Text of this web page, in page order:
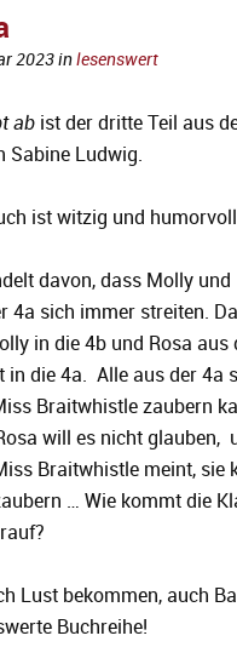
2023inlesenswert
ab ist der dritte Teil aus
Sabine Ludwig.
ist witzig und
davon, dass Molly und
4a sich immer streiten.
in die 4b und Rosa aus
in die 4a. Alle aus der 4a
Braitwhistle zaubern
will es nicht glauben,
Braitwhistle meint, sie
… Wie kommt die
Lust bekommen, auch
Buchreihe!